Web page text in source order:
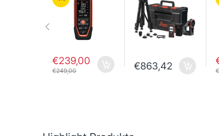
€239,00
€249,00
für außen
€863,42